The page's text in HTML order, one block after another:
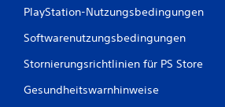
PlayStation-Nutzungsbedingungen
Softwarenutzungsbedingungen
Stornierungsrichtlinien für PS Store
Gesundheitswarnhinweise